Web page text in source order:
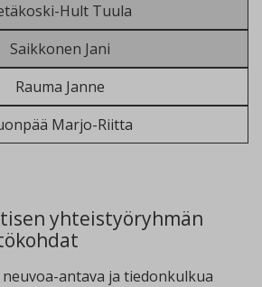
Hult Tuula
Saikkonen Jani
Rauma Janne
Marjo-Riitta
yhteistyöryhmän
antava ja tiedonkulkua